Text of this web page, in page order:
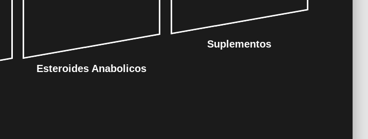
Esteroides Anabolicos
Suplementos